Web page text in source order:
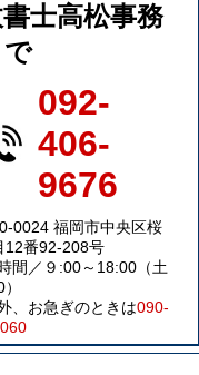
士高松事務
で
092-
406-
9676
0024 福岡市中央区桜
12番92-208号
間／９:00～18:00（土
、お急ぎのときは090-